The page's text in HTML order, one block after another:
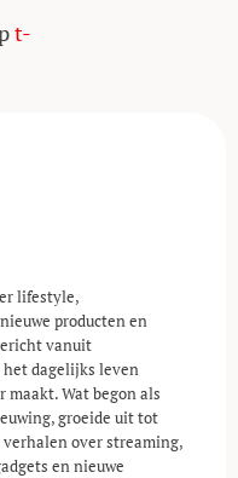
t-
lifestyle,
producten en
vanuit
dagelijks leven
Wat begon als
groeide uit tot
over streaming,
en nieuwe